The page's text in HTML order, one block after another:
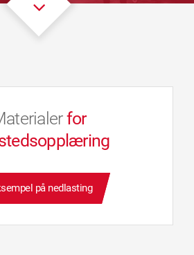
for
på nedlasting